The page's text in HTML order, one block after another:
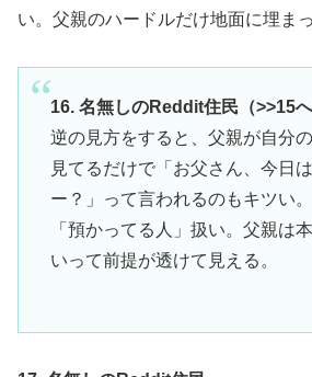
い。父親のハードルだけ地面に埋まっ
16. 名無しのReddit住民（>>15へ
逆の見方をすると、父親が自分
見てるだけで「お父さん、今日
ー？」って言われるのもキツい
「預かってる人」扱い。父親は
いって前提が透けて見える。